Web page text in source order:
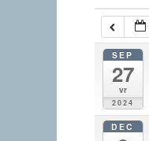
SEP
27
vr
2024
DEC